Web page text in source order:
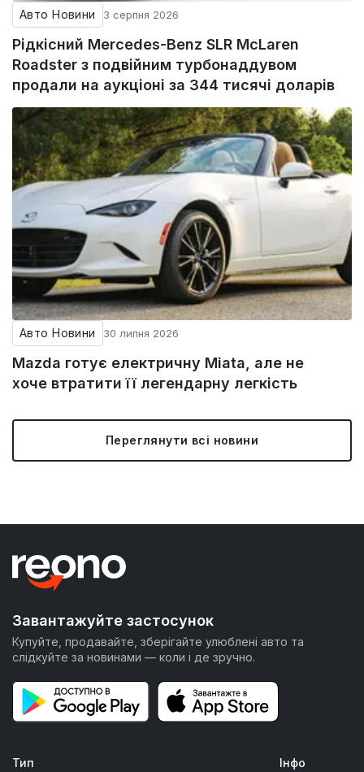
Авто Новини 3 серпня 2026
Рідкісний Mercedes-Benz SLR McLaren
Roadster з подвійним турбонаддувом
продали на аукціоні за 344 тисячі доларів
Авто Новини 30 липня 2026
Mazda готує електричну Miata, але не
хоче втратити її легендарну легкість
Переглянути всі новини
Завантажуйте застосунок
Купуйте, продавайте, зберігайте улюблені авто та
слідкуйте за новинами — коли і де зручно.
Тип Інфо